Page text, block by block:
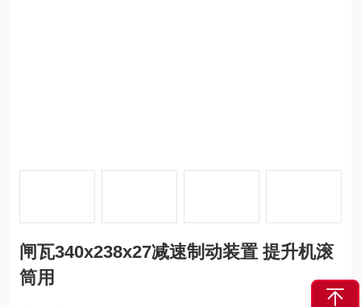
闸瓦340x238x27减速制动装置 提升机滚
筒用